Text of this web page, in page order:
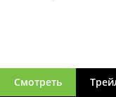
Смотреть